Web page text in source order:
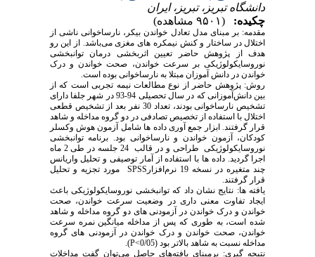
دانشگاه تبریز، تبریز، ایران
چکیده:
(۹۵۰۱ مشاهده)
مقدمه: بر مبنای مدل تعادل خواندن بیکر، نارساخوانی ناشی از
اختلال در ساختار و کنش نیمکره های مغزی می‌باشد. از این رو
هدف از پژوهش حاضر تعیین اثربخشی درمان توانبخشی
نوروسایکولوژیکی بر سرعت خواندن، صحت خواندن و درک
خواندن در دانش آموزان مبتلا به نارساخوانی بوده است.
روش: پژوهش حاضر از نوع مطالعات نیمه تجربی است که از
بین دانش‌آموزانی که در سال تحصیلی 94-93 در شهر جلفا دارای
تشخیص نارساخوانی بودند، تعداد 30 نفر بعد از تشخیص قطعی
اختلال با استفاده از تخصیص تصادفی در دو گروه مداخله و شاهد
قرار گرفتند. ابزار جمع آوری داده ها شامل آزمون هوش وکسلر
کودکان، آزمون خواندن و نارساخوانی بود. برنامه توانبخشی
نوروسایکولوژیکی طراحی و در قالب 24 جلسه در طی 2 ماه
اجرا گردید. داده ها با استفاده از آمار توصیفی و تحلیل واریانس
چند متغیره در نسخه 19 نرم‌افزارSPSS مورد تجزیه و تحلیل
قرار گرفتند.
یافته ها: نتایج نشان داد که توانبخشی نوروسایکولوژیکی باعث
ایجاد تفاوت معنی داری در وضعیت سرعت خواندن، صحت
خواندن و درک خواندن در آزمودنی های دو گروه مداخله و شاهد
شده است، به طوری که پس از مداخله میانگین نمره سرعت
خواندن، صحت خواندن و درک خواندن در آزمودنی های گروه
مداخله نسبت به شاهد بالاتر بود (0/05>P).
نتیجه گیری: برمبنای یافته‌های حاصل می‌توان گفت مداخلات